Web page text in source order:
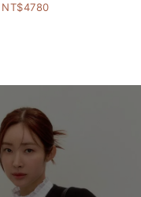
4780